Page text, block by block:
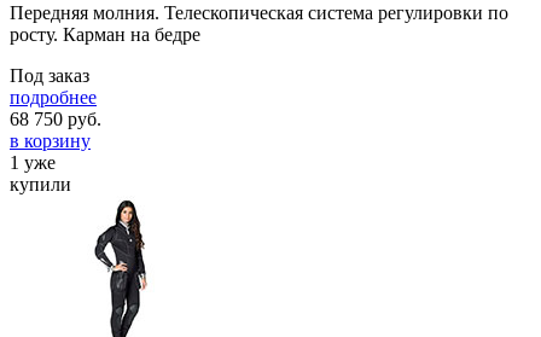
Передняя молния. Телескопическая система регулировки по
росту. Карман на бедре
Под заказ
подробнее
68 750 руб.
в корзину
1 уже
купили